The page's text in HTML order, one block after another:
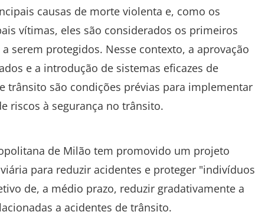
causas de morte violenta e, como os
vítimas, eles são considerados os primeiros
serem protegidos. Nesse contexto, a aprovação
e a introdução de sistemas eficazes de
trânsito são condições prévias para implementar
riscos à segurança no trânsito.
de Milão tem promovido um projeto
para reduzir acidentes e proteger "indivíduos
de, a médio prazo, reduzir gradativamente a
a acidentes de trânsito.